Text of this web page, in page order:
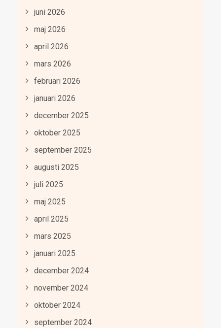
juni 2026
maj 2026
april 2026
mars 2026
februari 2026
januari 2026
december 2025
oktober 2025
september 2025
augusti 2025
juli 2025
maj 2025
april 2025
mars 2025
januari 2025
december 2024
november 2024
oktober 2024
september 2024